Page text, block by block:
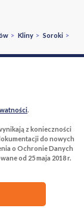
> Kliny > Soroki >
.
z konieczności
do nowych
o Ochronie Danych
od 25 maja 2018 r.